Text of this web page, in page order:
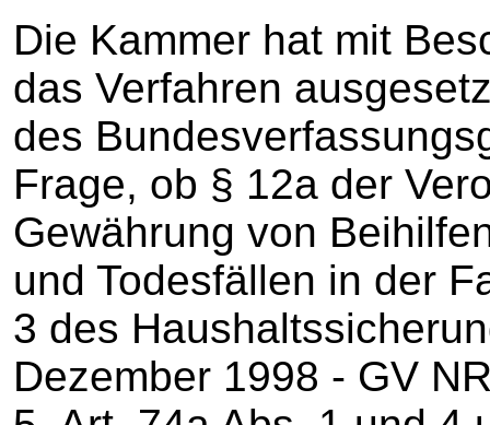
Die Kammer hat mit
das Verfahren
des
Frage, ob § 12a der
Gewährung von
und Todesfällen in der
3 des
Dezember 1998 - GV